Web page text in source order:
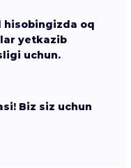
hisobingizda oq
yetkazib
uchun.
Biz siz uchun